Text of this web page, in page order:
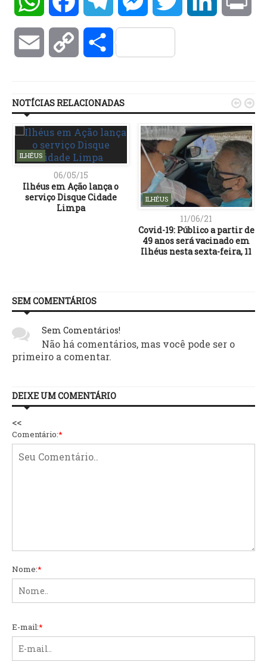
Email Copy Compartilhar
NOTÍCIAS RELACIONADAS
ILHÉUS
06/05/15
Ilhéus em Ação lança o
serviço Disque Cidade
Limpa‏
ILHÉUS
11/06/21
Covid-19: Público a partir de
49 anos será vacinado em
Ilhéus nesta sexta-feira, 11
 
SEM COMENTÁRIOS
Sem Comentários!
Não há comentários, mas você pode ser o
primeiro a comentar.
DEIXE UM COMENTÁRIO
<<
Comentário:*
Nome:*
E-mail:*